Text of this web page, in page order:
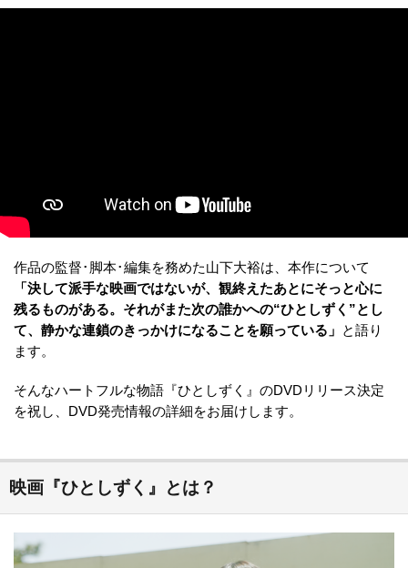
作品の監督･脚本･編集を務めた山下大裕は、本作について
「決して派手な映画ではないが、観終えたあとにそっと心に
残るものがある。それがまた次の誰かへの“ひとしずく”とし
て、静かな連鎖のきっかけになることを願っている」
と語り
ます。
そんなハートフルな物語『ひとしずく』のDVDリリース決定
を祝し、DVD発売情報の詳細をお届けします。
映画『ひとしずく』とは？